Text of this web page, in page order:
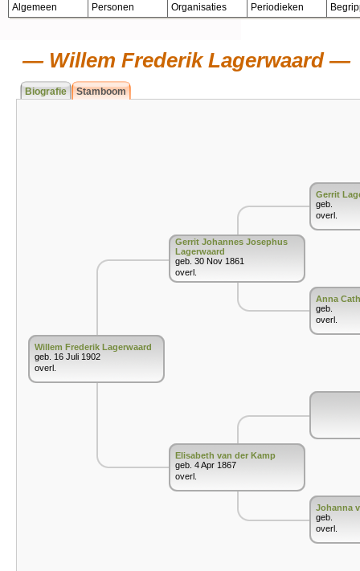
Algemeen Personen Organisaties Periodieken
Willem Frederik Lagerwaard
Biografie Stamboom
Willem Frederik Lagerwaard
geb. 16 Juli 1902
overl.
Gerrit Johannes Josephus
Lagerwaard
geb. 30 Nov 1861
overl.
Elisabeth van der Kamp
geb. 4 Apr 1867
overl.
Gerrit
geb.
overl.
Anna
geb.
overl.
Johanna
geb.
overl.